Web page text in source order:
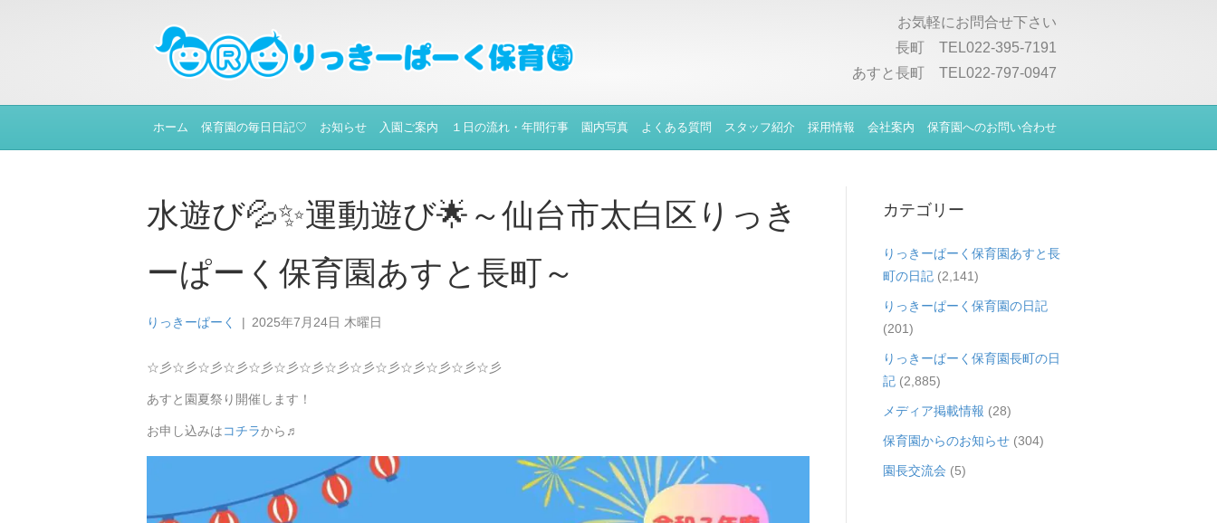
お気軽にお問合せ下さい
長町 TEL022-395-7191
あすと長町 TEL022-797-0947
ホーム 保育園の毎日日記♡ お知らせ 入園ご案内 １日の流れ・年間行事 園内写真 よくある質問 スタッフ紹介 採用情報 会社案内 保育園へのお問い合わせ
水遊び💦✨運動遊び🌟～仙台市太白区りっき
ーぱーく保育園あすと長町～
りっきーぱーく | 2025年7月24日 木曜日
☆彡☆彡☆彡☆彡☆彡☆彡☆彡☆彡☆彡☆彡☆彡☆彡☆彡☆彡
あすと園夏祭り開催します！
お申し込みはコチラから♬
カテゴリー
りっきーぱーく保育園あすと長
町の日記(2,141)
りっきーぱーく保育園の日記
(201)
りっきーぱーく保育園長町の日
記(2,885)
メディア掲載情報 (28)
保育園からのお知らせ(304)
園長交流会 (5)